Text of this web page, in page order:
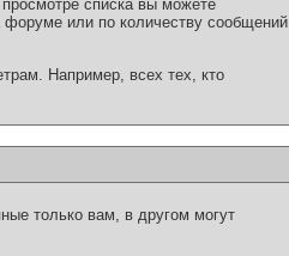
списка вы можете
форуме или по количеству сообщений
Например, всех тех, кто
только вам, в другом могут